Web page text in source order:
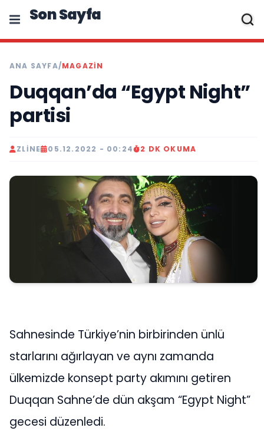
Son Sayfa
ANA SAYFA/MAGAZIN
Duqqan’da “Egypt Night”
partisi
ZLINE 05.12.2022 - 00:24 2 DK OKUMA
Sahnesinde Türkiye’nin birbirinden ünlü
starlarını ağırlayan ve aynı zamanda
ülkemizde konsept party akımını getiren
Duqqan Sahne’de dün akşam “Egypt Night”
gecesi düzenledi.